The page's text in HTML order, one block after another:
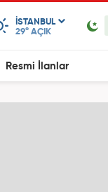
ISTANBUL
29° AÇIK
Resmi İlanlar